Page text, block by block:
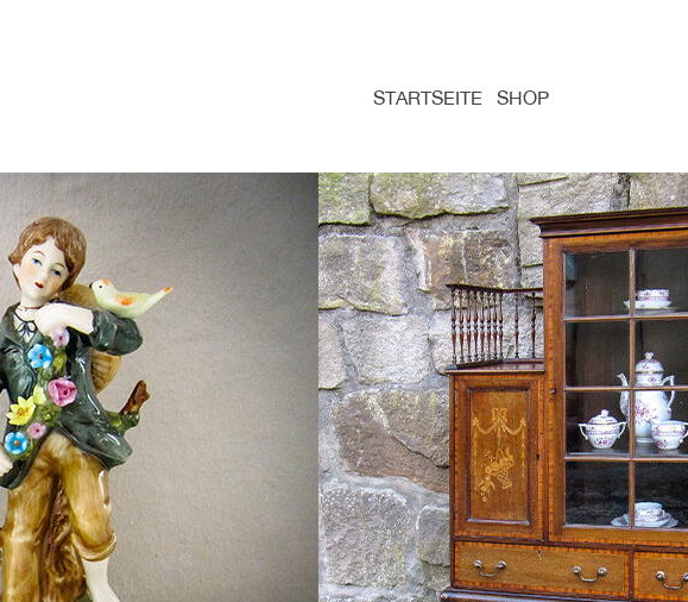
STARTSEITE SHOP